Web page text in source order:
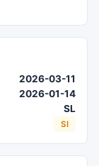
2026-03-11
2026-01-14
SL
SI